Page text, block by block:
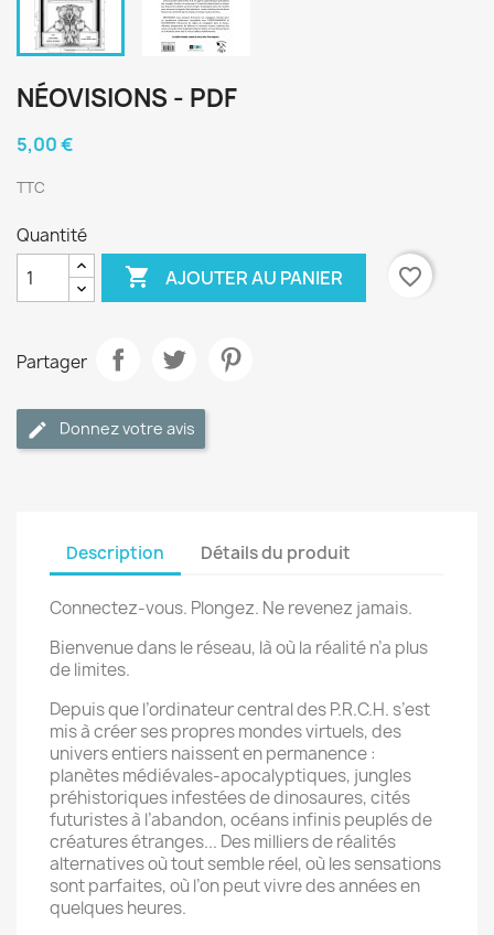
NÉOVISIONS - PDF
5,00 €
TTC
Quantité
 AJOUTER AU PANIER favorite_border
Partager
Donnez votre avis
Description Détails du produit
Connectez-vous. Plongez. Ne revenez jamais.
Bienvenue dans le réseau, là où la réalité n’a plus
de limites.
Depuis que l’ordinateur central des P.R.C.H. s’est
mis à créer ses propres mondes virtuels, des
univers entiers naissent en permanence :
planètes médiévales-apocalyptiques, jungles
préhistoriques infestées de dino­saures, cités
futuristes à l’abandon, océans infinis peuplés de
créatures étranges... Des milliers de réalités
alternatives où tout semble réel, où les sensations
sont parfaites, où l’on peut vivre des années en
quelques heures.